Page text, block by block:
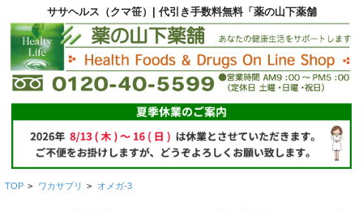
ササヘルス（クマ笹）| 代引き手数料無料「薬の山下薬舗
TOP > ワカサプリ > オメガ-3